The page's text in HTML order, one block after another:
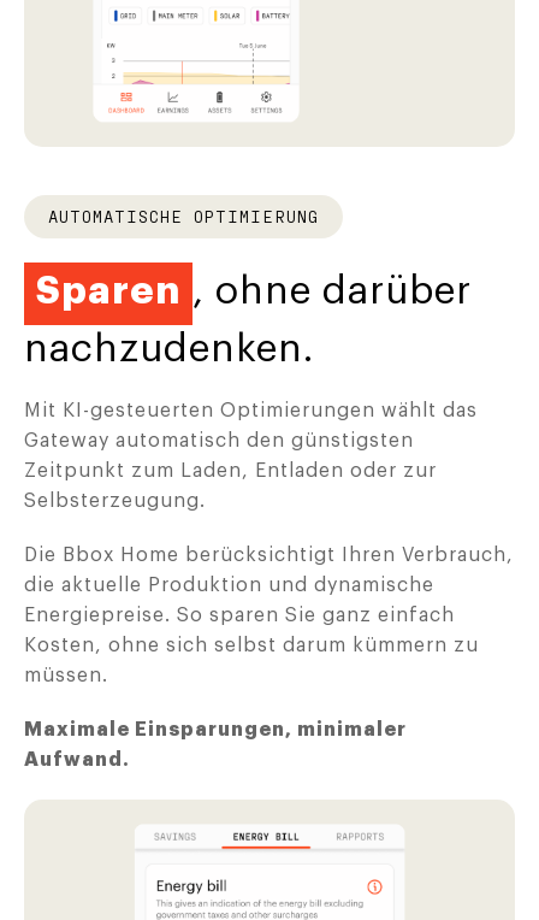
AUTOMATISCHE OPTIMIERUNG
Sparen , ohne darüber
nachzudenken.
Mit KI-gesteuerten Optimierungen wählt das
Gateway automatisch den günstigsten
Zeitpunkt zum Laden, Entladen oder zur
Selbsterzeugung.
Die Bbox Home berücksichtigt Ihren Verbrauch,
die aktuelle Produktion und dynamische
Energiepreise. So sparen Sie ganz einfach
Kosten, ohne sich selbst darum kümmern zu
müssen.
Maximale Einsparungen, minimaler
Aufwand.